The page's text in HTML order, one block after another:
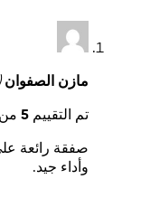
مازن الصفوان
تم التقييم 5 من 5
صفقة رائعة
وأداء جيد.